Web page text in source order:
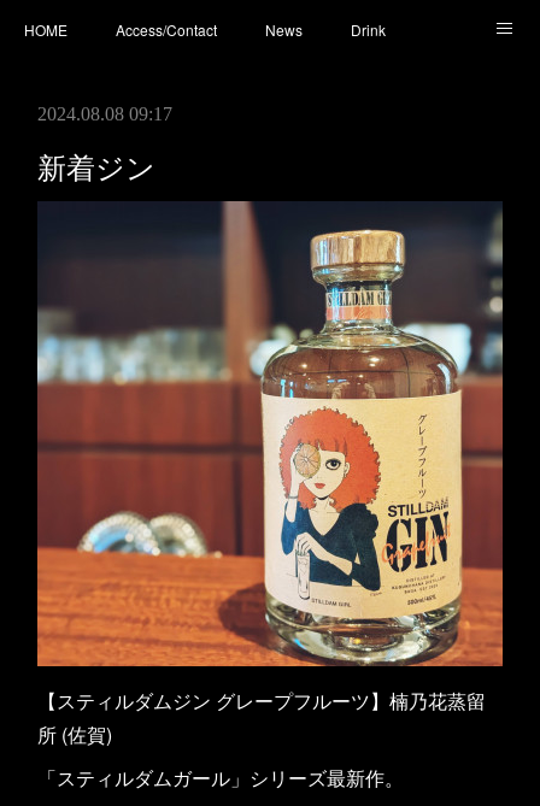
HOME Access/Contact News Drink
2024.08.08 09:17
新着ジン
【スティルダムジン グレープフルーツ】楠乃花蒸留
所 (佐賀)
「スティルダムガール」シリーズ最新作。